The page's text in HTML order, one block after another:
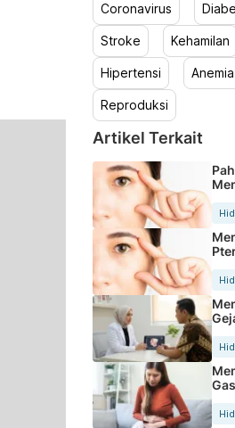
Coronavirus
Stroke Kehamilan
Hipertensi Anemia
Reproduksi
Artikel Terkait